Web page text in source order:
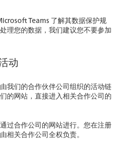
Teams 了解其数据保护规
理您的数据，我们建议您不要参加
动
我们的合作伙伴公司组织的活动链
的网站，直接进入相关合作公司的
过合作公司的网站进行。您在注册
相关合作公司全权负责。